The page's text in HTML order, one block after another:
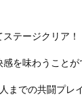
テージクリア！
を味わうことが
での共闘プレ